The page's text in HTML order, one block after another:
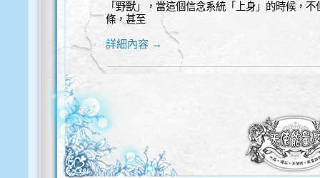
「野獸」，當這個信念系統「上身」的時候，
條，甚至
詳細內容 →